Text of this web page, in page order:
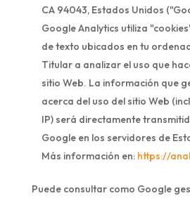
CA 94043, Estados Unidos
Google Analytics utiliza
de texto ubicados en tu
Titular a analizar el uso que
sitio Web. La información que
acerca del uso del sitio Web
IP) será directamente
Google en los servidores de
Más información en: https://
Puede consultar como Google